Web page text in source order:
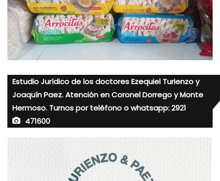
Estudio Jurídico de los doctores Ezequiel Turienzo y
Joaquín Paez. Atención en Coronel Dorrego y Monte
Hermoso. Turnos por teléfono o whatsapp: 2921
471600